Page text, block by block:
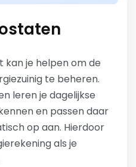
kan je helpen om de
te beheren.
leren je dagelijkse
en passen daar
op aan. Hierdoor
als je